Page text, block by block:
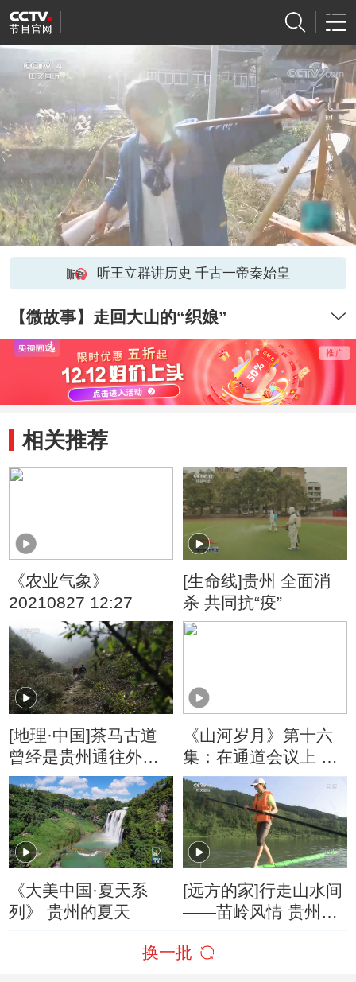
听王立群讲历史 千古一帝秦始皇
【微故事】走回大山的“织娘”
相关推荐
《农业气象》
20210827 12:27
[生命线]贵州 全面消
杀 共同抗“疫”
[地理·中国]茶马古道
曾经是贵州通往外界
的重要通道
《山河岁月》第十六
集：在通道会议上 毛
泽东提出红军西进贵
州的方案
《大美中国·夏天系
列》 贵州的夏天
[远方的家]行走山水间
——苗岭风情 贵州民
换一批